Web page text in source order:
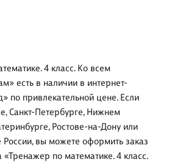
4 класс. Ко всем
есть в наличии в интернет-
по привлекательной цене. Если
Санкт-Петербурге, Нижнем
Ростове-на-Дону или
вы можете оформить заказ
«Тренажер по математике. 4 класс.